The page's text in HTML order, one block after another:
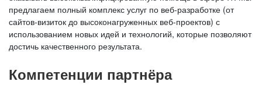
предлагаем полный комплекс услуг по веб-разработке (от
сайтов-визиток до высоконагруженных веб-проектов) с
использованием новых идей и технологий, которые позволяют
достичь качественного результата.
Компетенции партнёра